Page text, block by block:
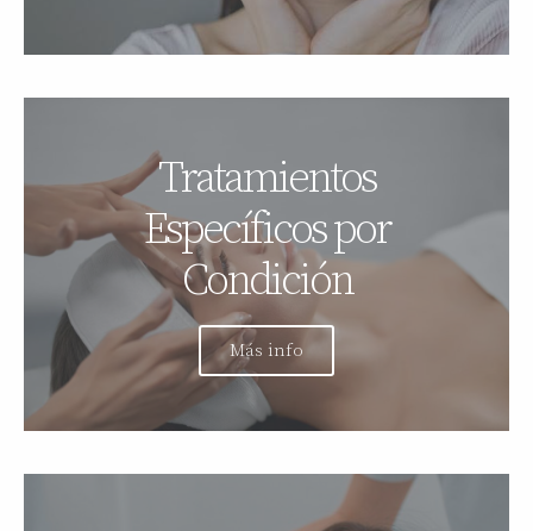
Tratamientos
Específicos por
Condición
Más info